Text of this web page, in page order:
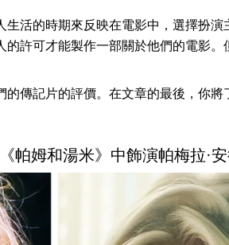
活的時期來反映在電影中，選擇扮演
許可才能製作一部關於他們的電影。
的傳記片的評價。在文章的最後，你將
帕姆和湯米》中飾演帕梅拉·